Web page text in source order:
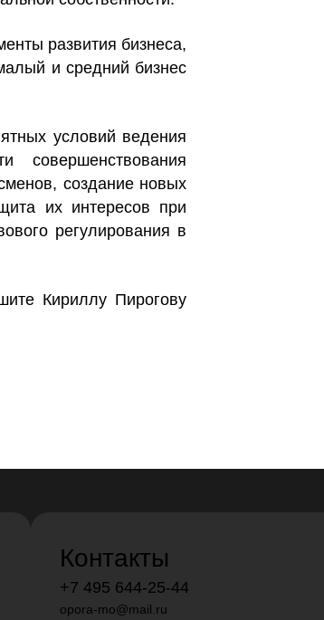
развития бизнеса,
и средний бизнес
условий ведения
создание новых
их интересов при
регулирования в
Кириллу Пирогову
Контакты
+7 495 644-25-44
opora-mo@mail.ru